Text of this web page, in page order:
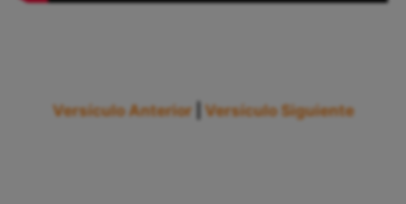
Versículo Anterior Versículo Siguiente